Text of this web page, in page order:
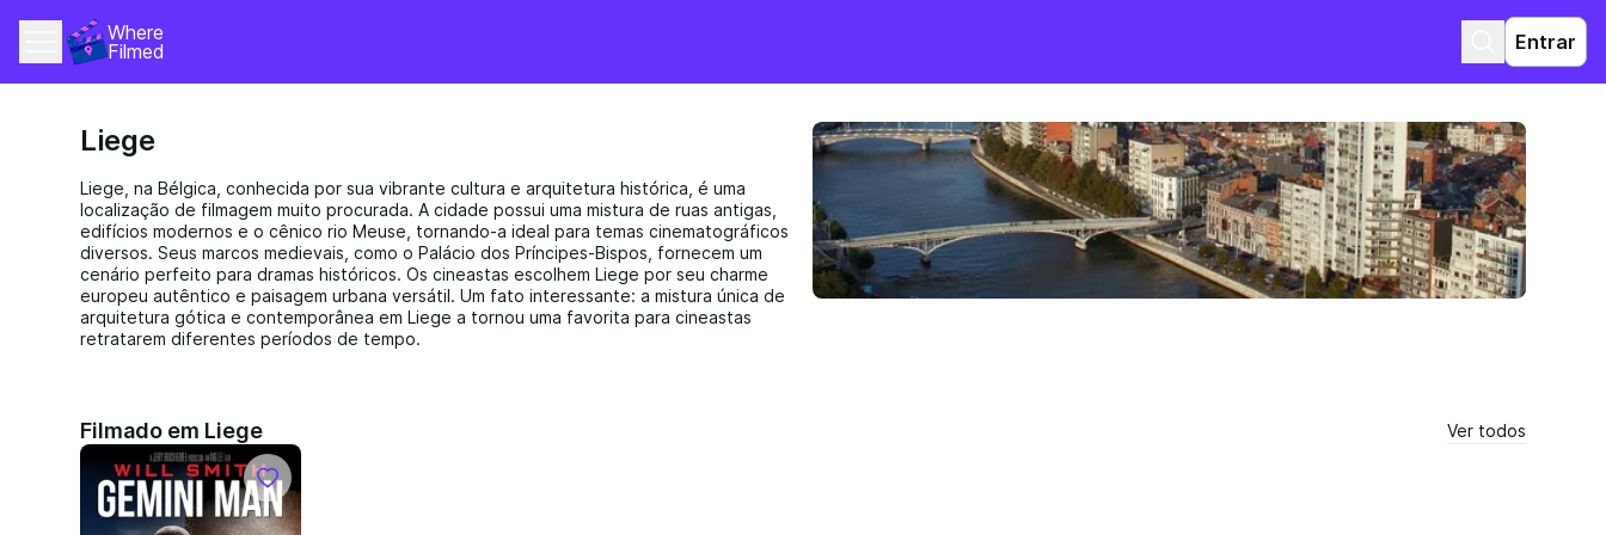
Where
Filmed
Entrar
Liege
Liege, na Bélgica, conhecida por sua vibrante cultura e arquitetura histórica, é uma
localização de filmagem muito procurada. A cidade possui uma mistura de ruas antigas,
edifícios modernos e o cênico rio Meuse, tornando-a ideal para temas cinematográficos
diversos. Seus marcos medievais, como o Palácio dos Príncipes-Bispos, fornecem um
cenário perfeito para dramas históricos. Os cineastas escolhem Liege por seu charme
europeu autêntico e paisagem urbana versátil. Um fato interessante: a mistura única de
arquitetura gótica e contemporânea em Liege a tornou uma favorita para cineastas
retratarem diferentes períodos de tempo.
Filmado em Liege Ver todos